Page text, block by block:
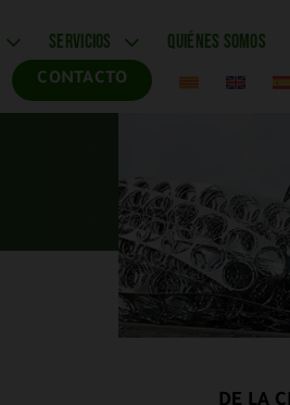
SERVICIOS QUIÉNES SOMOS
CONTACTO